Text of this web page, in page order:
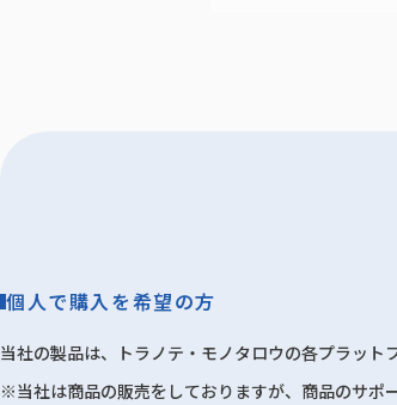
個人で購入を希望の方
当社の製品は、トラノテ・モノタロウの各プラッ
※当社は商品の販売をしておりますが、商品のサポ